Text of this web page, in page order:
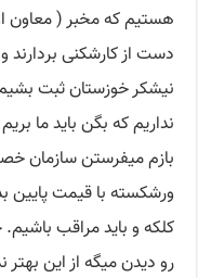
هستیم که مخبر ( معاون
دست از کارشکنی
نیشکر خوزستان ثبت
نداریم که بگن باید ما
بازم میفرستن سازمان
ورشکسته با قیمت
کلکه و باید مراقب
رو دیدن میگه از این